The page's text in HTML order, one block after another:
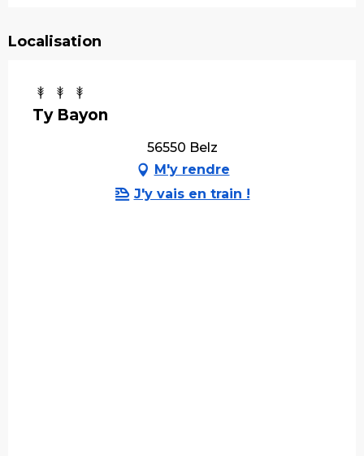
Localisation
Ty Bayon
56550 Belz
M'y rendre
J'y vais en train !